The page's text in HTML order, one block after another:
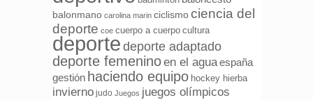
balonmano carolina marin ciclismociencia del
deporte coe cuerpo a cuerpo cultura
deportedeporte adaptado
deporte femeninoen el aguaespaña
gestión haciendo equipo hockey hierba
invierno judo Juegos juegos olímpicos